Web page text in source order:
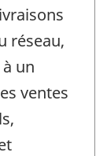
réseau,
un
ventes